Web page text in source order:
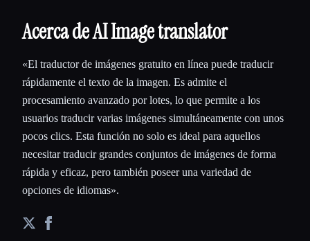
Acerca de AI Image translator
«El traductor de imágenes gratuito en línea puede traducir
rápidamente el texto de la imagen. Es admite el
procesamiento avanzado por lotes, lo que permite a los
usuarios traducir varias imágenes simultáneamente con unos
pocos clics. Esta función no solo es ideal para aquellos
necesitar traducir grandes conjuntos de imágenes de forma
rápida y eficaz, pero también poseer una variedad de
opciones de idiomas».